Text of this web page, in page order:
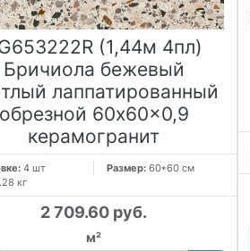
(1,44м 4пл)
Бричиола бежевый
лаппатированный
обрезной 60x60x0,9
керамогранит
4 шт Размер: 60*60 см
кг
2 709.60 руб.
м²